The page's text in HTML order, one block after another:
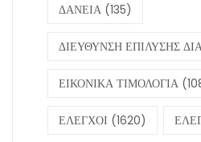
ΔΑΝΕΙΑ (135)
ΔΙΕΥΘΥΝΣΗ ΕΠΙΛΥΣΗΣ
ΕΙΚΟΝΙΚΑ ΤΙΜΟΛΟΓΙΑ
ΕΛΕΓΧΟΙ (1620)